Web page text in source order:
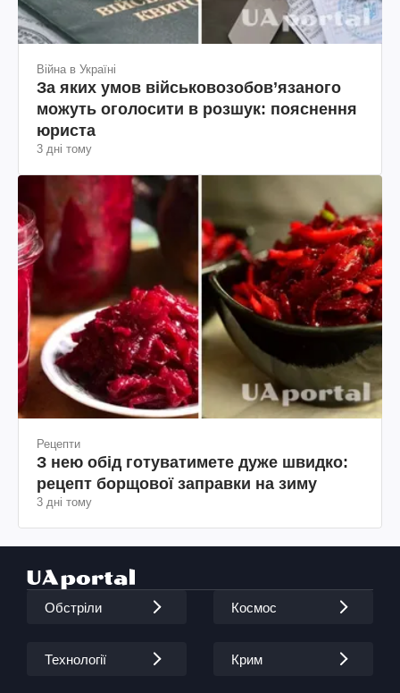
Війна в Україні
За яких умов військовозобов’язаного
можуть оголосити в розшук: пояснення
юриста
3 дні тому
Рецепти
З нею обід готуватимете дуже швидко:
рецепт борщової заправки на зиму
3 дні тому
Обстріли Космос
Технології Крим